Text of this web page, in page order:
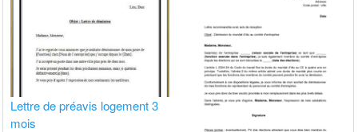
Lettre de préavis logement 3
mois